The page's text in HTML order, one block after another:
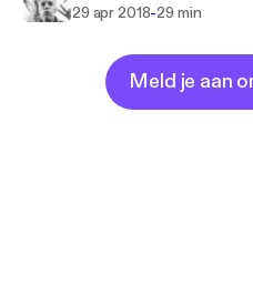
29 apr 2018-29 min
Meld je aan